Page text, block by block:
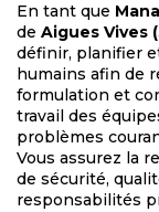
En tant que
de Aigues Vives
définir, planifier
humains afin de
formulation et
travail des
problèmes
Vous assurez la
de sécurité,
responsabilités